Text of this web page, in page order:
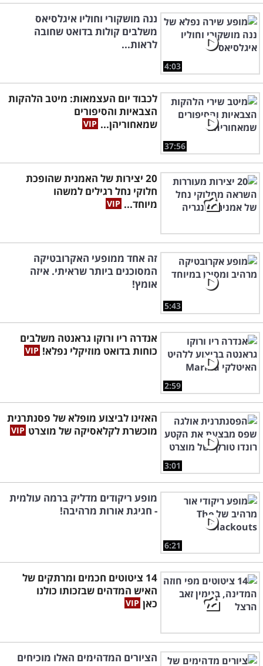
4:03
ננה מושקורי וחוליו איגלסיאס
משלבים קולות בדואט שחובה
לראות...
37:56
לכבוד יום העצמאות: מיטב הלהקות
הצבאיות והסיפורים
שמאחוריהן...
20 יצירות של האמנית שהופכת
חלוקי נחל רגילים למשהו
מיוחד...
5:43
זה אחד ממופעי האקרובטיקה
המסוכנים ביותר שראיתי. איזה
אומץ!
2:59
אנדרה ריו ורוקו גראנטה משלבים
כוחות בדואט מוזיקלי נפלא!
3:01
האזינו לביצוע מופלא של פסנתרנית
מוכשרת לקלאסיקה של מוצרט
6:21
מופע ריקודים מדליק ברמה עולמית
- חגיגת אורות מרהיבה!
14 ציטוטים חכמים ומרתקים של
האיש המדהים שבזכותו כולנו
כאן
הציורים המדהימים האלו מוכיחים